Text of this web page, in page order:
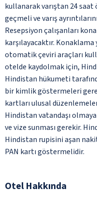
kullanarak varıştan 24
geçmeli ve varış
Resepsiyon çalışanları
karşılayacaktır.
otomatik çeviri araçları
otelde kaydolmak için,
Hindistan hükumeti
bir kimlik göstermeleri
kartları ulusal
Hindistan vatandaşı
ve vize sunması gerekir.
Hindistan rupisini aşan
PAN kartı göstermelidir.
Otel Hakkında